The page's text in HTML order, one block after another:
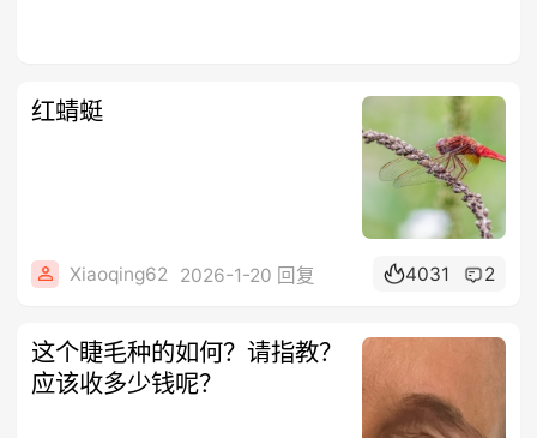
红蜻蜓
Xiaoqing62 2026-1-20 回复 4031 2
这个睫毛种的如何？请指教？
应该收多少钱呢？